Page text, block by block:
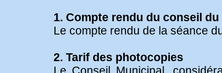
1. Compte rendu du conseil
Le compte rendu de la séance
2. Tarif des photocopies